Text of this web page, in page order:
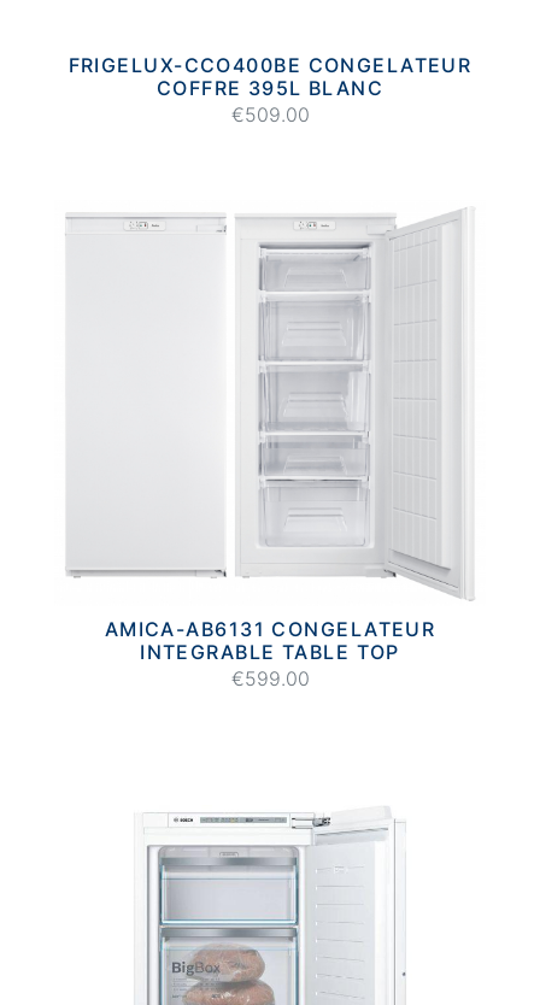
FRIGELUX-CCO400BE CONGELATEUR
COFFRE 395L BLANC
€509.00
AMICA-AB6131 CONGELATEUR
INTEGRABLE TABLE TOP
€599.00